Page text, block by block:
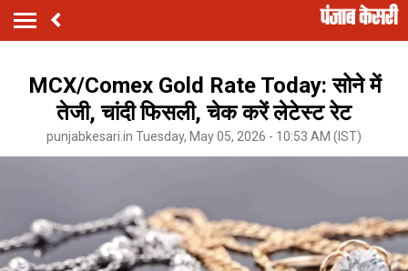
MCX/Comex Gold Rate Today: सोने में
तेजी, चांदी फिसली, चेक करें लेटेस्ट रेट
punjabkesari.in Tuesday, May 05, 2026 - 10:53 AM (IST)